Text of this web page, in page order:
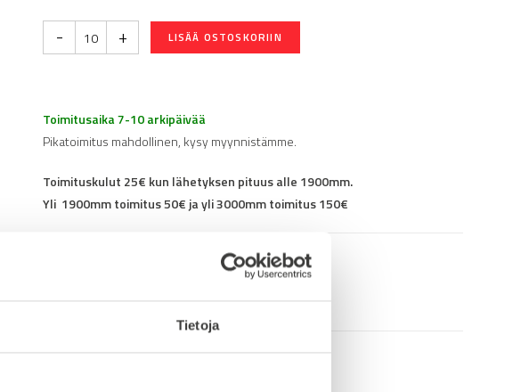
Tietoja
- + LISÄÄ OSTOSKORIIN
Toimitusaika 7-10 arkipäivää
Pikatoimitus mahdollinen, kysy myynnistämme.
Toimituskulut 25€ kun lähetyksen pituus alle 1900mm.
Yli 1900mm toimitus 50€ ja yli 3000mm toimitus 150€
Saranat